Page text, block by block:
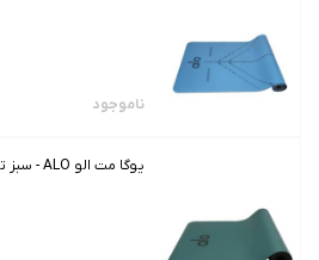
ناموجود
یوگا مت الو ALO - سبز تیره